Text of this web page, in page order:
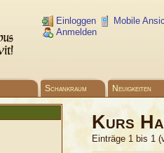
Einloggen
Anmelden
Mobile
Schankraum Neuigkeiten
Kurs
Einträge 1 bis 1